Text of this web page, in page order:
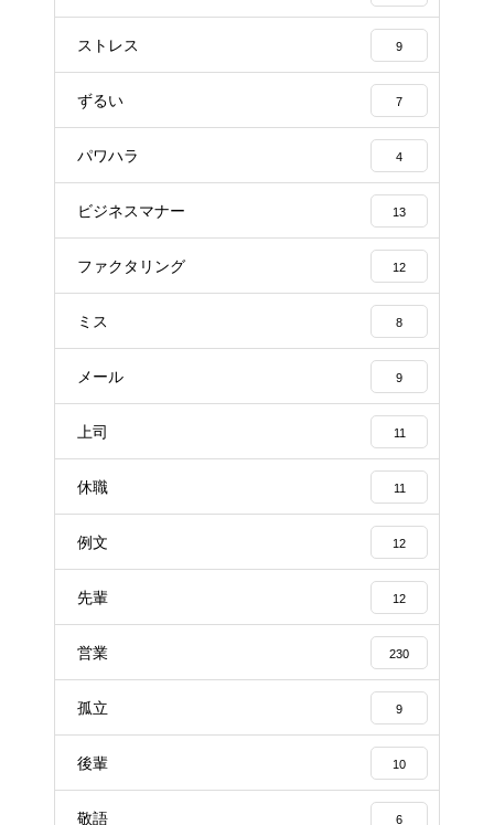
ストレス 9
ずるい 7
パワハラ 4
ビジネスマナー 13
ファクタリング 12
ミス 8
メール 9
上司 11
休職 11
例文 12
先輩 12
営業 230
孤立 9
後輩 10
敬語 6